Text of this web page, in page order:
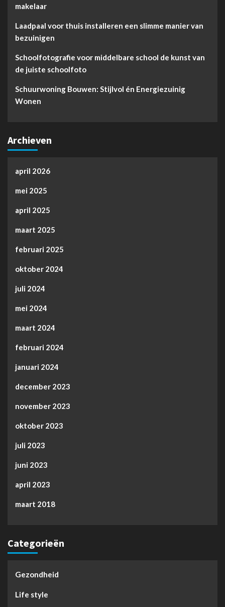
makelaar
Laadpaal voor thuis installeren een slimme manier van
bezuinigen
Schoolfotografie voor middelbare school de kunst van
de juiste schoolfoto
Schuurwoning Bouwen: Stijlvol én Energiezuinig
Wonen
Archieven
april 2026
mei 2025
april 2025
maart 2025
februari 2025
oktober 2024
juli 2024
mei 2024
maart 2024
februari 2024
januari 2024
december 2023
november 2023
oktober 2023
juli 2023
juni 2023
april 2023
maart 2018
Categorieën
Gezondheid
Life style